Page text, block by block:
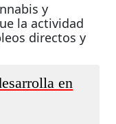
y
la actividad
directos y
en